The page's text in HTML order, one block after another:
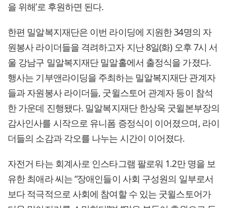
을 위해’로 후원하면 된다.
한편 밀알복지재단은 이번 라이딩에 지원한 34명의 자
원봉사 라이더들을 격려하고자 지난 8일(화) 오후 7시 서
울 강남구 밀알복지재단 밀알홀에서 출정식을 가졌다.
행사는 기부앤라이딩을 주최하는 밀알복지재단 관계자
들과 자원봉사 라이더들, 굿윌스토어 관계자 등이 참석
한 가운데 진행됐다. 밀알복지재단 한상욱 굿윌본부장의
감사인사를 시작으로 유니폼 증정식이 이어졌으며, 라이
더들의 소감과 각오를 나누는 시간이 이어졌다.
자전거 타는 회계사로 인스타그램 팔로워 1.2만 명을 보
유한 최애라 씨는 “장애인들이 사회 구성원의 일부로서
보다 적극적으로 사회에 참여할 수 있는 굿윌스토어가